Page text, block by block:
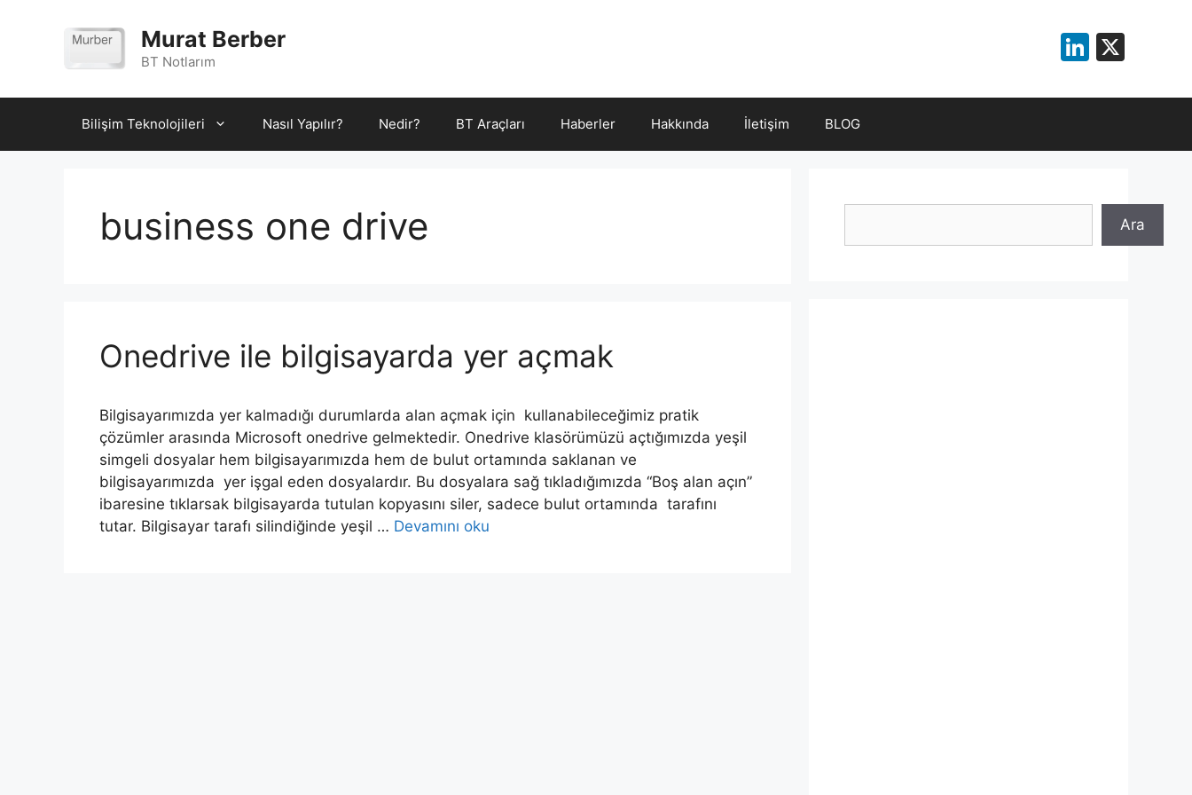
Murat Berber
BT Notlarım
Bilişim Teknolojileri Nasıl Yapılır? Nedir? BT Araçları Haberler Hakkında İletişim BLOG
business one drive
Onedrive ile bilgisayarda yer açmak
Bilgisayarımızda yer kalmadığı durumlarda alan açmak için kullanabileceğimiz pratik
çözümler arasında Microsoft onedrive gelmektedir. Onedrive klasörümüzü açtığımızda yeşil
simgeli dosyalar hem bilgisayarımızda hem de bulut ortamında saklanan ve
bilgisayarımızda yer işgal eden dosyalardır. Bu dosyalara sağ tıkladığımızda “Boş alan açın”
ibaresine tıklarsak bilgisayarda tutulan kopyasını siler, sadece bulut ortamında tarafını
tutar. Bilgisayar tarafı silindiğinde yeşil … Devamını oku
Ara